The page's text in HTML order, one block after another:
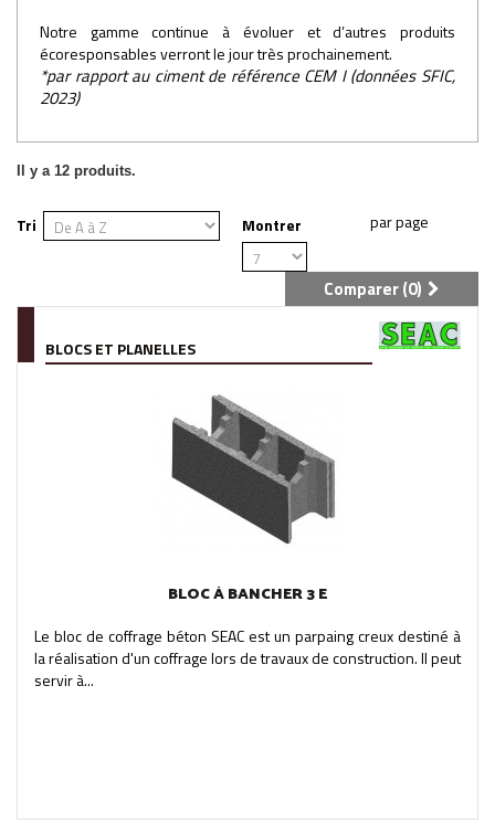
Notre gamme continue à évoluer et d’autres produits
écoresponsables verront le jour très prochainement.
*par rapport au ciment de référence CEM I (données SFIC,
2023)
Il y a 12 produits.
Tri Montrer
Comparer (0)
BLOCS ET PLANELLES
BLOC À BANCHER 3 E
Le bloc de coffrage béton SEAC est un parpaing creux destiné à
la réalisation d'un coffrage lors de travaux de construction. Il peut
servir à...